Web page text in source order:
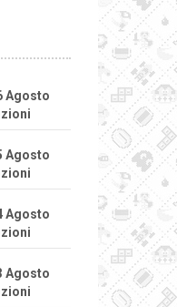
Agosto
Agosto
Agosto
Agosto